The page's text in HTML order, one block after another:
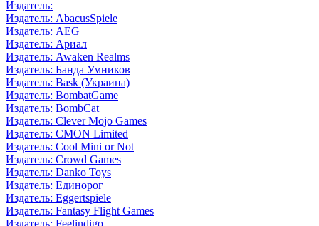
Издатель:
Издатель: AbacusSpiele
Издатель: AEG
Издатель: Ариал
Издатель: Awaken Realms
Издатель: Банда Умников
Издатель: Bask (Украина)
Издатель: BombatGame
Издатель: BombCat
Издатель: Clever Mojo Games
Издатель: CMON Limited
Издатель: Cool Mini or Not
Издатель: Crowd Games
Издатель: Danko Toys
Издатель: Единорог
Издатель: Eggertspiele
Издатель: Fantasy Flight Games
Издатель: Feelindigo